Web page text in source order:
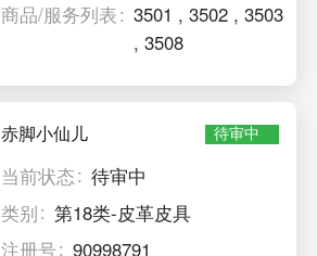
商品/服务列表
3501 ,3502 ,3503
,3508
赤脚小仙儿 待审中
当前状态
待审中
类别
第18类-皮革皮具
注册号
90998791